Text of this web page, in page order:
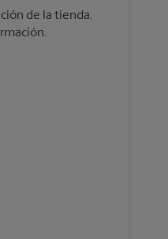
de la tienda.